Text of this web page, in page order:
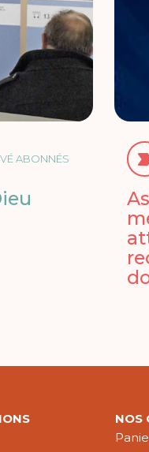
ABONNÉS
NOS